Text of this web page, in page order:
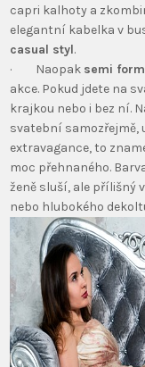
capri kalhoty a
elegantní kabelka v
casual styl.
· Naopak semi
akce. Pokud jdete na
krajkou nebo i bez ní.
svatební samozřejmě,
extravagance, to
moc přehnaného.
ženě sluší, ale přílišný
nebo hlubokého